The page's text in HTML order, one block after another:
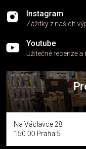
Instagram
Zážitky z našich
Youtube
Užitečné recenze a
Na Václavce 28
150 00 Praha 5